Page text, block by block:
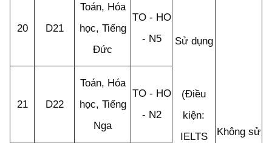
Sử dụng
(Điều
kiện:
IELTS
Không sử
20 D21
Toán, Hóa
học, Tiếng
Đức
TO - HO
- N5
21 D22
Toán, Hóa
học, Tiếng
Nga
TO - HO
- N2